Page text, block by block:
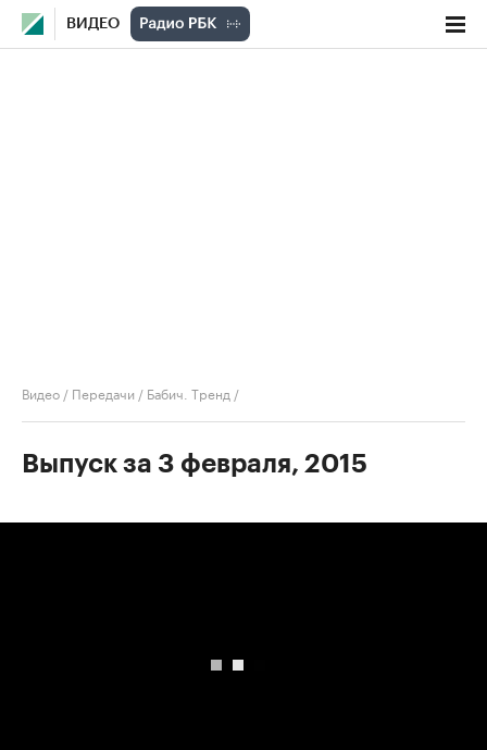
ВИДЕО
Видео / Передачи / Бабич. Тренд /
Выпуск за 3 февраля, 2015